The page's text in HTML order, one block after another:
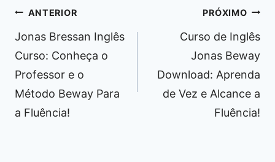
Navegação
de
Post
ANTERIOR
Jonas Bressan Inglês
Curso: Conheça o
Professor e o
Método Beway Para
a Fluência!
PRÓXIMO
Curso de Inglês
Jonas Beway
Download: Aprenda
de Vez e Alcance a
Fluência!